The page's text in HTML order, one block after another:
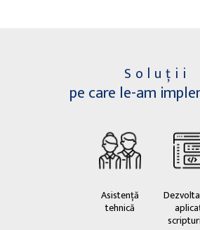
Soluții
pe care le-am
Asistență
tehnică